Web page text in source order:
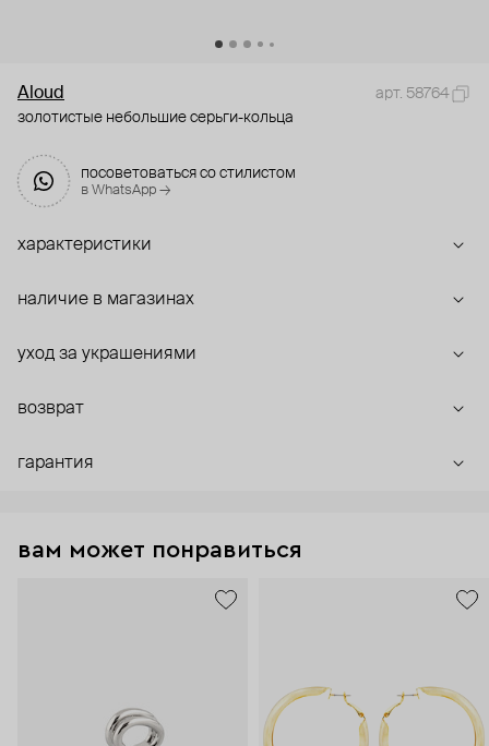
Aloud
арт. 58764
золотистые небольшие серьги-кольца
посоветоваться со стилистом
в WhatsApp →
характеристики
наличие в магазинах
уход за украшениями
возврат
гарантия
вам может понравиться